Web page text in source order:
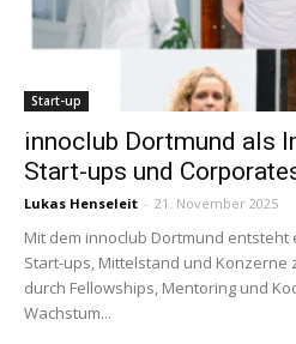
Start-up
innoclub Dortmund als
Start-ups und
Lukas Henseleit - 21. November 2025
Mit dem innoclub Dortmund entsteht
Start-ups, Mittelstand und Konzerne
durch Fellowships, Mentoring und
Wachstum...